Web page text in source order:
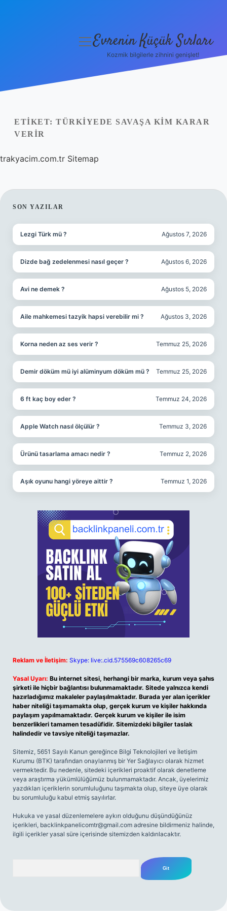
Yasal Uyarı
menüyü
Evrenin Küçük Sırları
Kozmik bilgilerle zihnini genişlet!
ETIKET: TÜRKIYEDE SAVAŞA KIM KARAR
VERIR
trakyacim.com.tr Sitemap
SIDEBAR
SON YAZILAR
Lezgi Türk mü ? Ağustos 7, 2026
Dizde bağ zedelenmesi nasıl geçer ? Ağustos 6, 2026
Avi ne demek ? Ağustos 5, 2026
Aile mahkemesi tazyik hapsi verebilir mi ? Ağustos 3, 2026
Korna neden az ses verir ? Temmuz 25, 2026
Demir döküm mü iyi alüminyum döküm mü ? Temmuz 25, 2026
6 ft kaç boy eder ? Temmuz 24, 2026
Apple Watch nasıl ölçülür ? Temmuz 3, 2026
Ürünü tasarlama amacı nedir ? Temmuz 2, 2026
Aşık oyunu hangi yöreye aittir ? Temmuz 1, 2026
Reklam ve İletişim: Skype: live:.cid.575569c608265c69
Yasal Uyarı: Bu internet sitesi, herhangi bir marka, kurum veya şahıs
şirketi ile hiçbir bağlantısı bulunmamaktadır. Sitede yalnızca kendi
hazırladığımız makaleler paylaşılmaktadır. Burada yer alan içerikler
haber niteliği taşımamakta olup, gerçek kurum ve kişiler hakkında
paylaşım yapılmamaktadır. Gerçek kurum ve kişiler ile isim
benzerlikleri tamamen tesadüfidir. Sitemizdeki bilgiler taslak
halindedir ve tavsiye niteliği taşımazlar.
Sitemiz, 5651 Sayılı Kanun gereğince Bilgi Teknolojileri ve İletişim
Kurumu (BTK) tarafından onaylanmış bir Yer Sağlayıcı olarak hizmet
vermektedir. Bu nedenle, sitedeki içerikleri proaktif olarak denetleme
veya araştırma yükümlülüğümüz bulunmamaktadır. Ancak, üyelerimiz
yazdıkları içeriklerin sorumluluğunu taşımakta olup, siteye üye olarak
bu sorumluluğu kabul etmiş sayılırlar.
Hukuka ve yasal düzenlemelere aykırı olduğunu düşündüğünüz
içerikleri, backlinkpanelicomtr@gmail.com adresine bildirmeniz halinde,
ilgili içerikler yasal süre içerisinde sitemizden kaldırılacaktır.